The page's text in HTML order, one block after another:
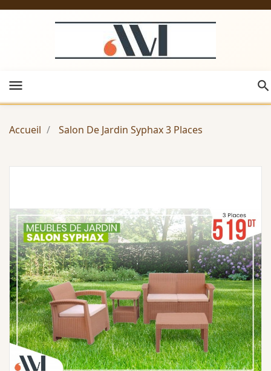
menu
Accueil Salon De Jardin Syphax 3 Places